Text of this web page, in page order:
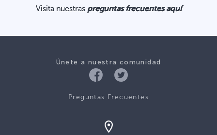
Visita nuestras preguntas frecuentes aquí
Únete a nuestra comunidad
Preguntas Frecuentes